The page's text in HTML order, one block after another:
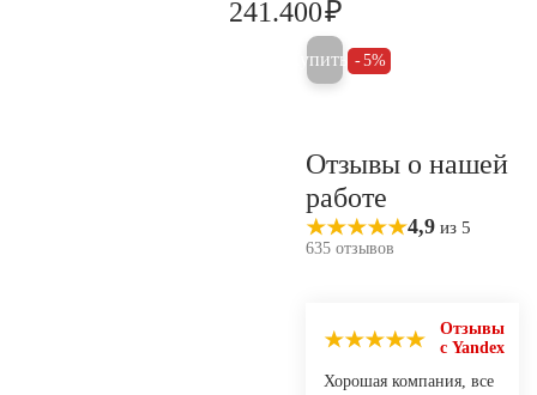
241.400₽
Купить 5%
Отзывы о нашей
работе
4,9 из 5
635 отзывов
Отзывы
с Yandex
Хорошая компания, все